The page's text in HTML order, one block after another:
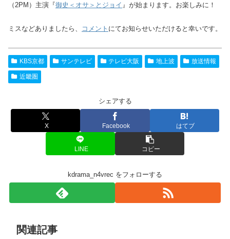
（2PM）主演『御史＜オサ＞とジョイ 』が始まります。お楽しみに！
ミスなどありましたら、 コメント にてお知らせいただけると幸いです。
KBS京都 サンテレビ テレビ大阪 地上波 放送情報
近畿圏
シェアする
X Facebook はてブ
LINE コピー
kdrama_n4vrec をフォローする
関連記事